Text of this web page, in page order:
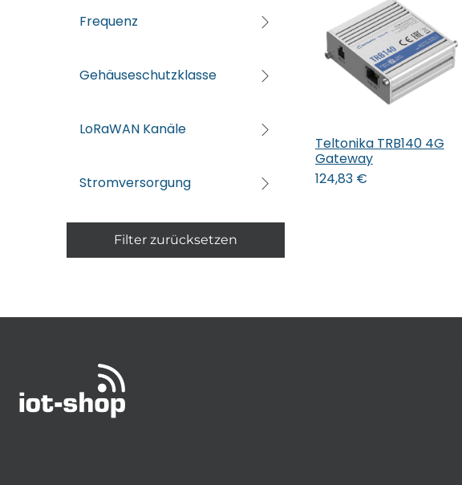
Frequenz
Gehäuseschutzklasse
LoRaWAN Kanäle
Stromversorgung
Filter zurücksetzen
Teltonika TRB140 4G
Gateway
124,83€